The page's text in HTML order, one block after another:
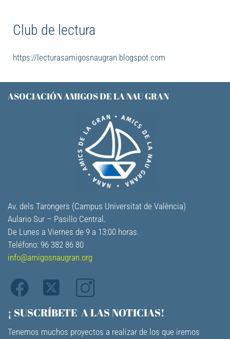
Club de lectura
https://lecturasamigosnaugran.blogspot.com
ASOCIACIÓN AMIGOS DE LA NAU GRAN
Av. dels Tarongers (Campus Universitat de València)
Aulario Sur – Pasillo Central.
De Lunes a Viernes de 9 a 13:00 horas.
Teléfono: 96 382 86 80
info@amigosnaugran.org
¡ SUSCRÍBETE A LAS NOTICIAS!
Tenemos muchos proyectos a realizar de los que iremos